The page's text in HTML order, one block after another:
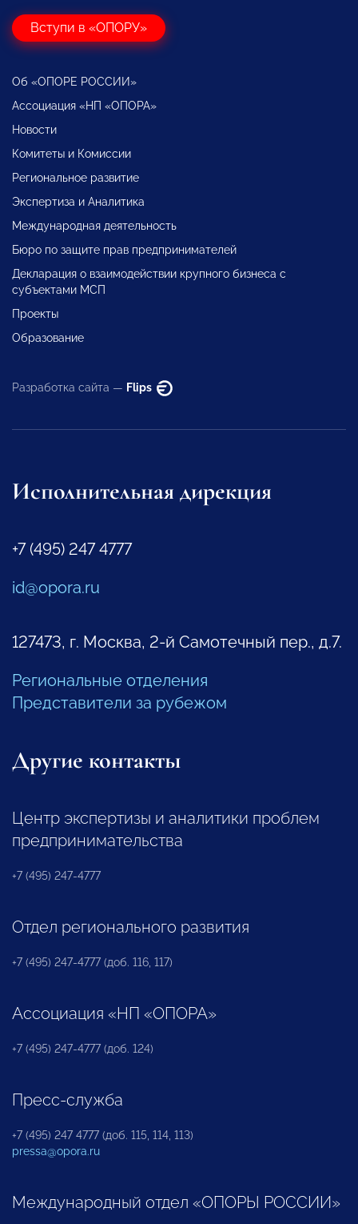
Вступи в «ОПОРУ»
Об «ОПОРЕ РОССИИ»
Ассоциация «НП «ОПОРА»
Новости
Комитеты и Комиссии
Региональное развитие
Экспертиза и Аналитика
Международная деятельность
Бюро по защите прав предпринимателей
Декларация о взаимодействии крупного бизнеса с
субъектами МСП
Проекты
Образование
Разработка сайта — Flips
Исполнительная дирекция
+7 (495) 247 4777
id@opora.ru
127473, г. Москва, 2-й Самотечный пер., д.7.
Региональные отделения
Представители за рубежом
Другие контакты
Центр экспертизы и аналитики проблем
предпринимательства
+7 (495) 247-4777
Отдел регионального развития
+7 (495) 247-4777 (доб. 116, 117)
Ассоциация «НП «ОПОРА»
+7 (495) 247-4777 (доб. 124)
Пресс-служба
+7 (495) 247 4777 (доб. 115, 114, 113)
pressa@opora.ru
Международный отдел «ОПОРЫ РОССИИ»